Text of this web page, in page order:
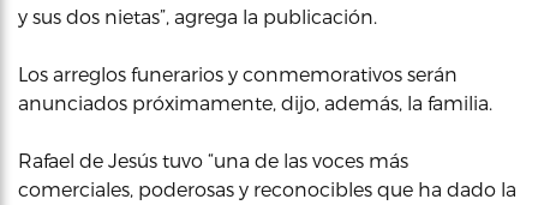
y sus dos nietas”, agrega la publicación.
Los arreglos funerarios y conmemorativos serán
anunciados próximamente, dijo, además, la familia.
Rafael de Jesús tuvo “una de las voces más
comerciales, poderosas y reconocibles que ha dado la